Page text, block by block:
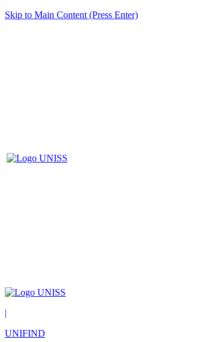
Skip to Main Content (Press Enter)
|
UNIFIND